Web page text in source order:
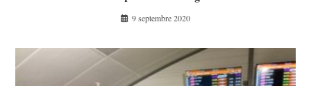
9 septembre 2020